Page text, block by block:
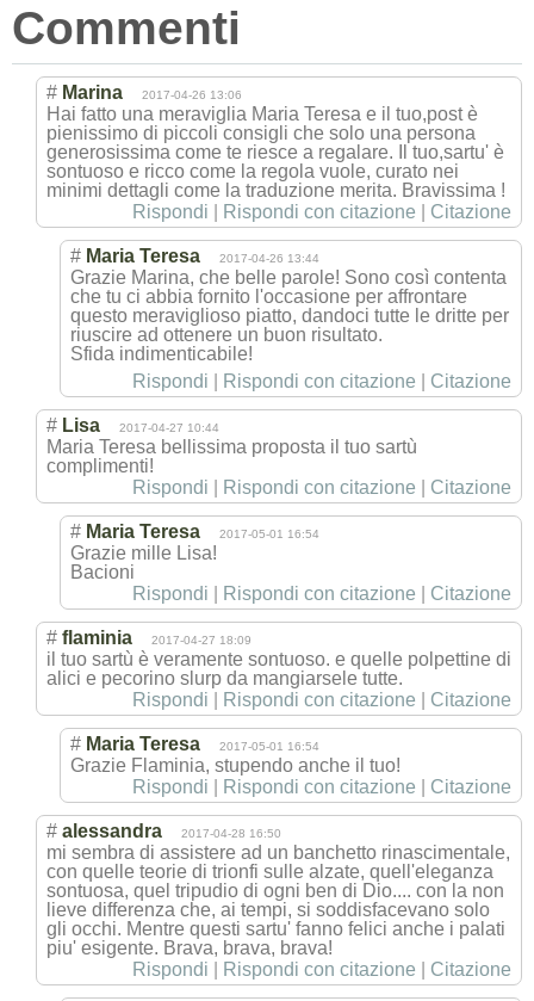
Commenti
# Marina 2017-04-26 13:06
Hai fatto una meraviglia Maria Teresa e il tuo,post è
pienissimo di piccoli consigli che solo una persona
generosissima come te riesce a regalare. Il tuo,sartu' è
sontuoso e ricco come la regola vuole, curato nei
minimi dettagli come la traduzione merita. Bravissima !
Rispondi
Rispondi con citazione Citazione
# Maria Teresa 2017-04-26 13:44
Grazie Marina, che belle parole! Sono così contenta
che tu ci abbia fornito l'occasione per affrontare
questo meraviglioso piatto, dandoci tutte le dritte per
riuscire ad ottenere un buon risultato.
Sfida indimenticabile!
Rispondi
Rispondi con citazione Citazione
# Lisa 2017-04-27 10:44
Maria Teresa bellissima proposta il tuo sartù
complimenti!
Rispondi
Rispondi con citazione Citazione
# Maria Teresa 2017-05-01 16:54
Grazie mille Lisa!
Bacioni
Rispondi
Rispondi con citazione Citazione
# flaminia 2017-04-27 18:09
il tuo sartù è veramente sontuoso. e quelle polpettine di
alici e pecorino slurp da mangiarsele tutte.
Rispondi
Rispondi con citazione Citazione
# Maria Teresa 2017-05-01 16:54
Grazie Flaminia, stupendo anche il tuo!
Rispondi
Rispondi con citazione Citazione
# alessandra 2017-04-28 16:50
mi sembra di assistere ad un banchetto rinascimentale,
con quelle teorie di trionfi sulle alzate, quell'eleganza
sontuosa, quel tripudio di ogni ben di Dio.... con la non
lieve differenza che, ai tempi, si soddisfacevano solo
gli occhi. Mentre questi sartu' fanno felici anche i palati
piu' esigente. Brava, brava, brava!
Rispondi
Rispondi con citazione Citazione